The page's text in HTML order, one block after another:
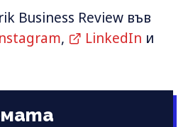
Business Review във
, LinkedIn и